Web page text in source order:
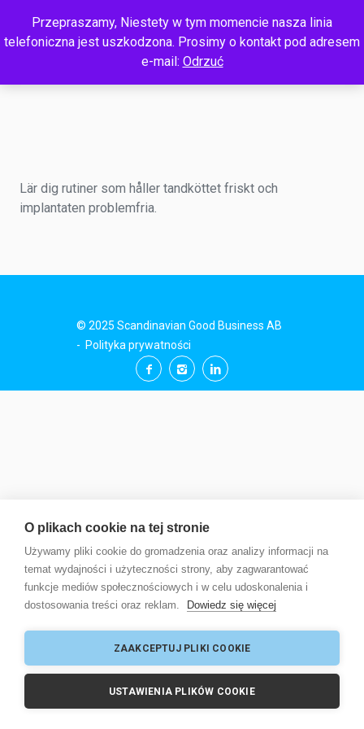
Lär dig rutiner som håller tandköttet friskt och
implantaten problemfria.
© 2025 Scandinavian Good Business AB
- Polityka prywatności
Przepraszamy, Niestety w tym momencie nasza linia
telefoniczna jest uszkodzona. Prosimy o kontakt pod adresem
e-mail: Odrzuć
O plikach cookie na tej stronie
Używamy pliki cookie do gromadzenia oraz analizy informacji na
temat wydajności i użyteczności strony, aby zagwarantować
funkcje mediów społecznościowych i w celu udoskonalenia i
dostosowania treści oraz reklam.
Dowiedz się więcej
ZAAKCEPTUJ PLIKI COOKIE
USTAWIENIA PLIKÓW COOKIE